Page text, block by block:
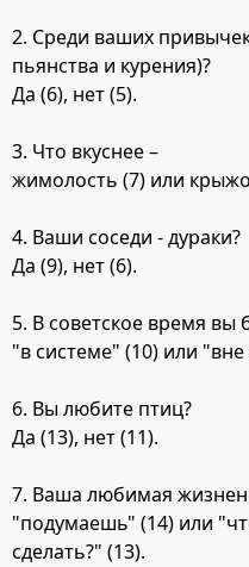
2. Среди ваших
пьянства и курения)?
Да (6), нет (5).
3. Что вкуснее –
жимолость (7) или
4. Ваши соседи - дураки?
Да (9), нет (6).
5. В советское время вы
"в системе" (10) или
6. Вы любите птиц?
Да (13), нет (11).
7. Ваша любимая
"подумаешь" (14) или
сделать?" (13).